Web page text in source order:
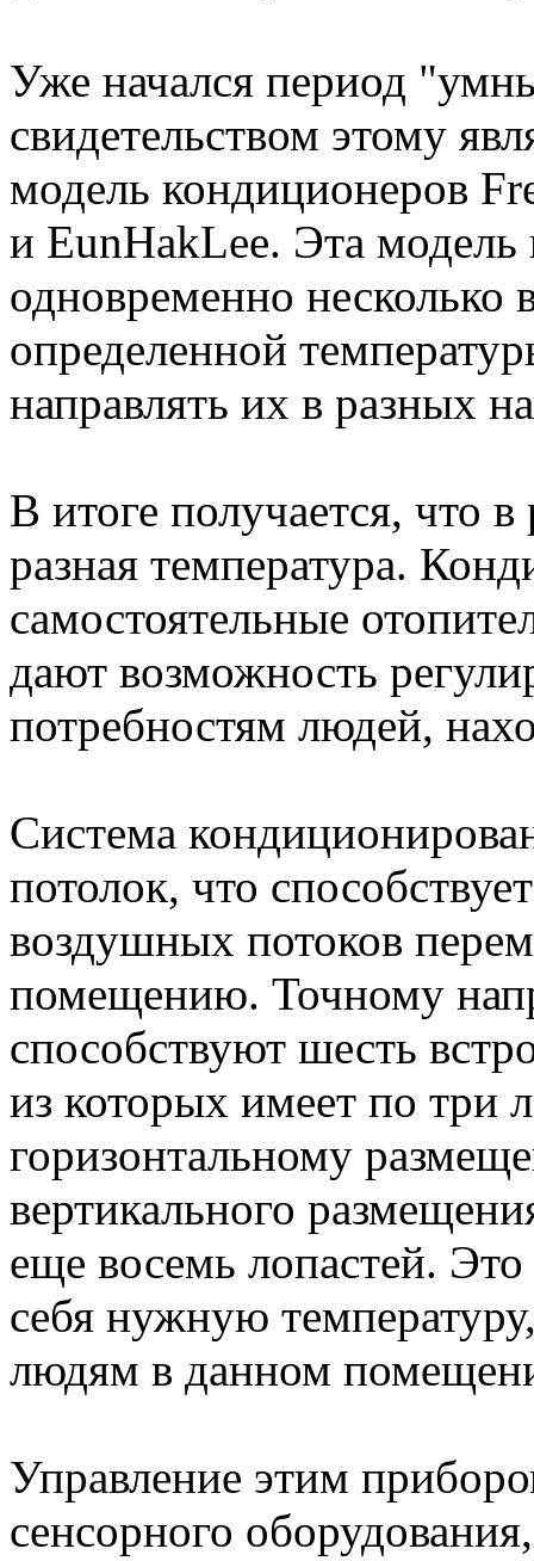
Уже начался период
свидетельством этому
модель кондиционеров
и EunHakLee. Эта модель
одновременно несколько
определенной
направлять их в разных
В итоге получается, что
разная температура.
самостоятельные
дают возможность
потребностям людей,
Система
потолок, что
воздушных потоков
помещению. Точному
способствуют шесть
из которых имеет по три
горизонтальному
вертикального
еще восемь лопастей.
себя нужную
людям в данном
Управление этим
сенсорного